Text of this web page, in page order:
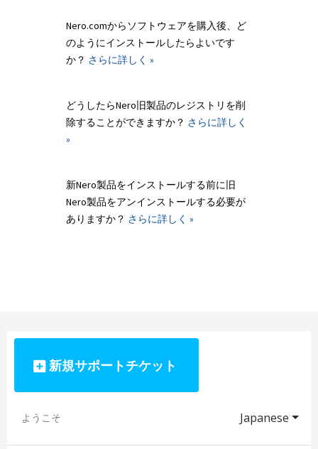
Nero.comからソフトウェアを購入後、ど
のようにインストールしたらよいです
か？ さらに詳しく »
どうしたらNero旧製品のレジストリを削
除することができますか？ さらに詳しく
»
新Nero製品をインストールする前に旧
Nero製品をアンインストールする必要が
ありますか？ さらに詳しく »
新規サポートチケット
Japanese
ようこそ